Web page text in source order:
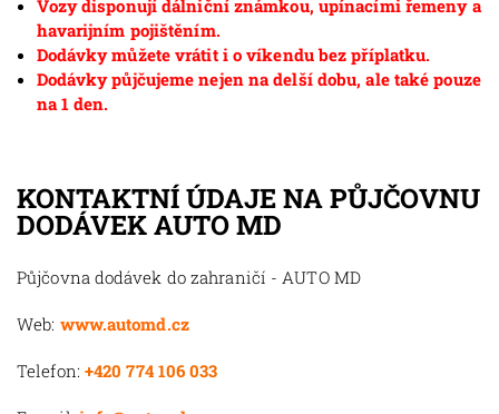
Vozy disponují dálniční známkou, upínacími řemeny a
havarijním pojištěním.
Dodávky můžete vrátit i o víkendu bez příplatku.
Dodávky půjčujeme nejen na delší dobu, ale také pouze
na 1 den.
KONTAKTNÍ ÚDAJE NA PŮJČOVNU
DODÁVEK AUTO MD
Půjčovna dodávek do zahraničí - AUTO MD
Web: www.automd.cz
Telefon: +420 774 106 033